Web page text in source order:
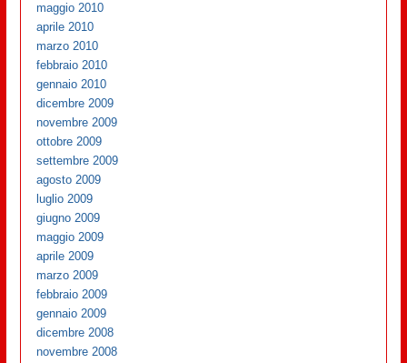
maggio 2010
aprile 2010
marzo 2010
febbraio 2010
gennaio 2010
dicembre 2009
novembre 2009
ottobre 2009
settembre 2009
agosto 2009
luglio 2009
giugno 2009
maggio 2009
aprile 2009
marzo 2009
febbraio 2009
gennaio 2009
dicembre 2008
novembre 2008